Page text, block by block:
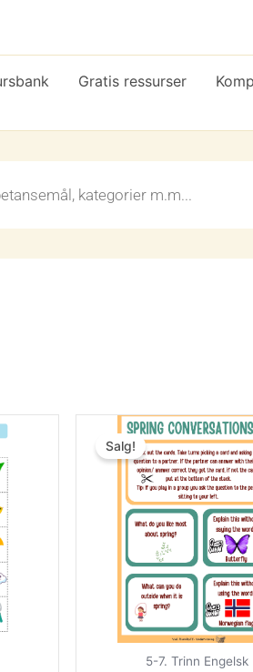
Gratis ressurser
Salg!
5-7. Trinn Engelsk
pris
var: